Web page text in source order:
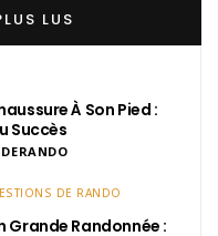
LUS
À Son Pied :
Succès
DE RANDO
Grande Randonnée :